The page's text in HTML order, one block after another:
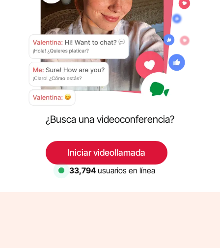
¿Busca una videoconferencia?
Iniciar videollamada
33,794usuarios en línea